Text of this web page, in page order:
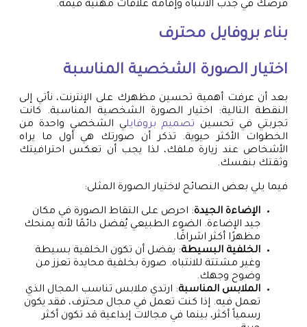
فرصك في جذب الانتباه وإقامة علاقات مهنية قيمة.
بناء بروفايل محترف
اختيار الصورة الشخصية المناسبة
بعد أن عرفت أهمية تحسين مظهرك على الإنترنت، نأتي إلى
النقطة التالية: اختيار الصورة الشخصية المناسبة. كانت
تجربتي في تحسين تصميم بروفايلي الشخصي واحدة من
الخطوات الأكثر حيوية. تذكر أن صورتك هي أول ما يراه
الأشخاص عند زيارة ملفك، لذا يجب أن تعكس احترافيتك
وثقتك بنفسك.
فيما يلي بعض النصائح لاختيار الصورة المثلى:
الإضاءة الجيدة: احرص على التقاط الصورة في مكان
جيد الإضاءة. الضوء الطبيعي يُفضل دائمًا لأنه يمنحك
مظهرًا أكثر اشراقًا.
الخلفية البسيطة: يفضل أن تكون الخلفية بسيطة
وغير مشتتة للانتباه. صورة بخلفية محايدة تعزز من
وضوح وجهك.
الملابس المناسبة: ارتدي ملابس تناسب المجال الذي
تعمل فيه. إذا كنت تعمل في مجال محترف، فقد يكون
رسمياً أكثر، بينما في مجالات إبداعية قد تكون أكثر